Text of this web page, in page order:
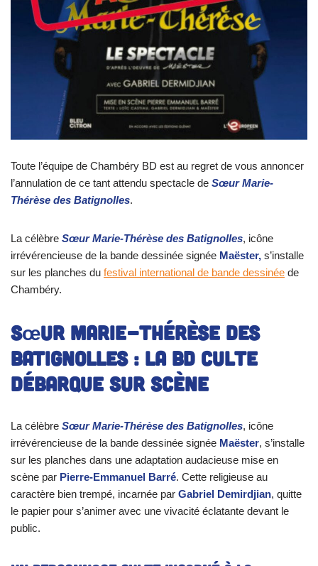
Toute l’équipe de Chambéry BD est au regret de vous annoncer
l’annulation de ce tant attendu spectacle de Sœur Marie-
Thérèse des Batignolles.
La célèbre Sœur Marie-Thérèse des Batignolles, icône
irrévérencieuse de la bande dessinée signée Maëster, s’installe
sur les planches du festival international de bande dessinée de
Chambéry.
Sœur Marie-Thérèse des
Batignolles : La BD culte
débarque sur scène
La célèbre Sœur Marie-Thérèse des Batignolles, icône
irrévérencieuse de la bande dessinée signée Maëster, s’installe
sur les planches dans une adaptation audacieuse mise en
scène par Pierre-Emmanuel Barré. Cette religieuse au
caractère bien trempé, incarnée par Gabriel Demirdjian, quitte
le papier pour s’animer avec une vivacité éclatante devant le
public.